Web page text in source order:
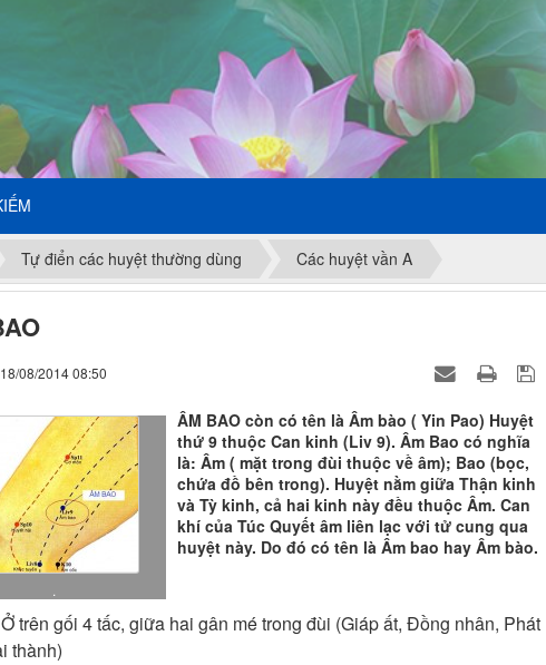
Tự điển các huyệt thường dùng Các huyệt vần A
08/2014 08:50
.
ÂM BAO còn có tên là Âm bào ( Yin Pao) Huyệt
thứ 9 thuộc Can kinh (Liv 9). Âm Bao có nghĩa
là: Âm ( mặt trong đùi thuộc về âm); Bao (bọc,
chứa đồ bên trong). Huyệt nằm giữa Thận kinh
và Tỳ kinh, cả hai kinh này đều thuộc Âm. Can
khí của Túc Quyết âm liên lạc với tử cung qua
huyệt này. Do đó có tên là Âm bao hay Âm bào.
trên gối 4 tấc, giữa hai gân mé trong đùi (Giáp ất, Đồng nhân, Phát
thành)